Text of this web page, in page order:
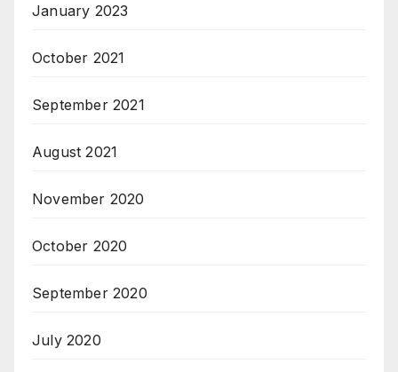
January 2023
October 2021
September 2021
August 2021
November 2020
October 2020
September 2020
July 2020